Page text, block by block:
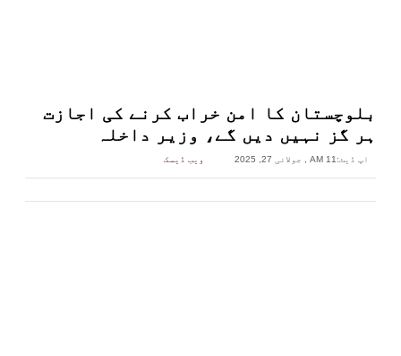
بلوچستان کا امن خراب کرنے کی اجازت
ہر گز نہیں دیں گے، وزیر داخلہ
اپ ڈیٹ:11 AM , جولائی 27, 2025 ویب ڈیسک